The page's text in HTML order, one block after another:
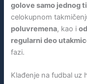
golove samo jednog
celokupnom
poluvremena, kao i
regularni deo
fazi.
Klađenje na fudbal uz